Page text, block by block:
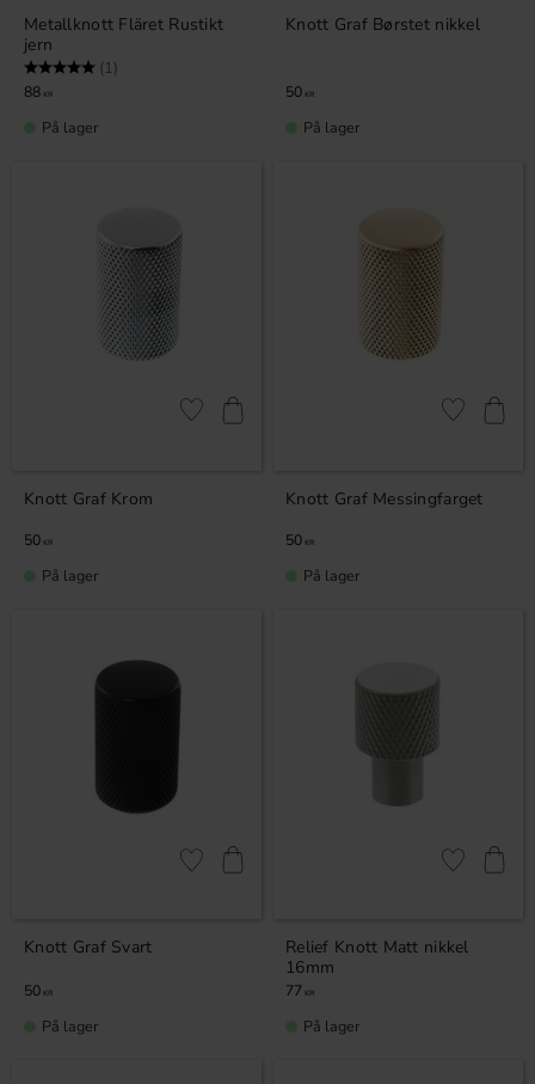
Metallknott Fläret Rustikt
jern
Karakter: (1)
88 KR
På lager
Knott Graf Børstet nikkel
50 KR
På lager
Knott Graf Krom
50 KR
Lagre som favoritt
På lager
Knott Graf Messingfarget
50 KR
Lagre som
På lager
Knott Graf Svart
50 KR
Lagre som favoritt
På lager
Relief Knott Matt nikkel
16mm
77 KR
Lagre som
På lager